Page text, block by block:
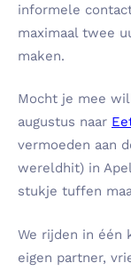
informele
maximaal twee
maken.
Mocht je mee
augustus naar
vermoeden aan
wereldhit) in
stukje tuffen
We rijden in één
eigen partner,